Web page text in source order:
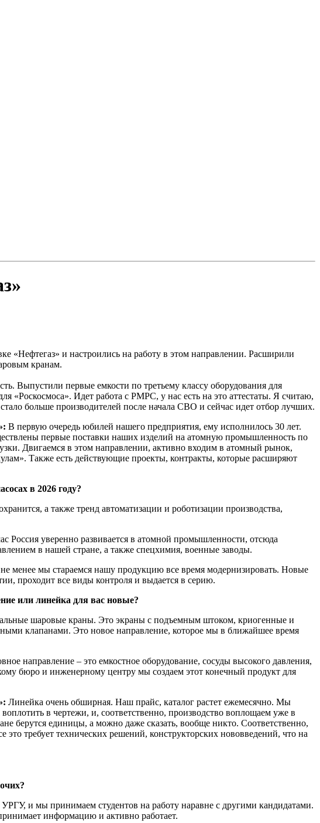
«Нефтегаз» и настроились на работу в этом направлении. Расширили
кранам.
Выпустили первые емкости по третьему классу оборудования для
«Роскосмоса». Идет работа с РМРС, у нас есть на это аттестаты. Я считаю,
больше производителей после начала СВО и сейчас идет отбор лучших.
В первую очередь юбилей нашего предприятия, ему исполнилось 30 лет.
первые поставки наших изделий на атомную промышленность по
Двигаемся в этом направлении, активно входим в атомный рынок,
Также есть действующие проекты, контракты, которые расширяют
в 2026 году?
а также тренд автоматизации и роботизации производства,
Россия уверенно развивается в атомной промышленности, отсюда
в нашей стране, а также спецхимия, военные заводы.
менее мы стараемся нашу продукцию все время модернизировать. Новые
проходит все виды контроля и выдается в серию.
или линейка для вас новые?
шаровые краны. Это экраны с подъемным штоком, криогенные и
клапанами. Это новое направление, которое мы в ближайшее время
направление – это емкостное оборудование, сосуды высокого давления,
бюро и инженерному центру мы создаем этот конечный продукт для
Линейка очень обширная. Наш прайс, каталог растет ежемесячно. Мы
в чертежи, и, соответственно, производство воплощаем уже в
берутся единицы, а можно даже сказать, вообще никто. Соответственно,
требует технических решений, конструкторских нововведений, что на
и мы принимаем студентов на работу наравне с другими кандидатами.
информацию и активно работает.